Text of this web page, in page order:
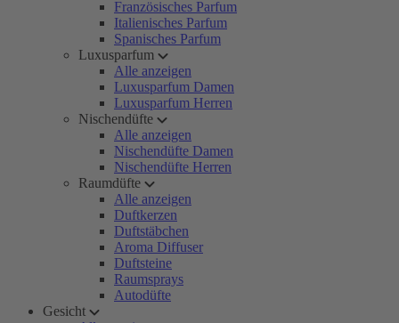
Französisches Parfum
Italienisches Parfum
Spanisches Parfum
Luxusparfum
Alle anzeigen
Luxusparfum Damen
Luxusparfum Herren
Nischendüfte
Alle anzeigen
Nischendüfte Damen
Nischendüfte Herren
Raumdüfte
Alle anzeigen
Duftkerzen
Duftstäbchen
Aroma Diffuser
Duftsteine
Raumsprays
Autodüfte
Gesicht